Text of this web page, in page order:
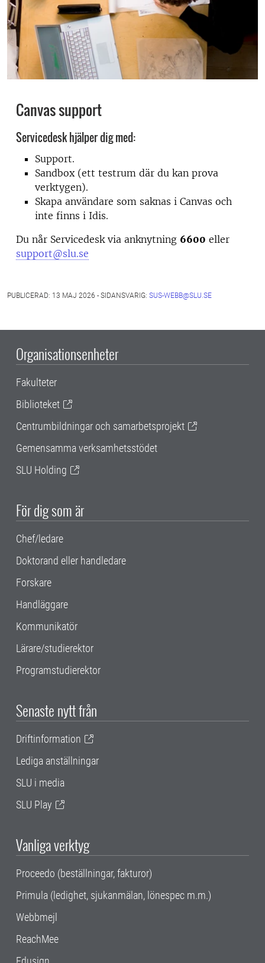
Canvas support
Servicedesk hjälper dig med:
Support.
Sandbox (ett testrum där du kan prova
verktygen).
Skapa användare som saknas i Canvas och
inte finns i Idis.
Du når Servicedesk via anknytning 6600 eller
support@slu.se
PUBLICERAD: 13 MAJ 2026 - SIDANSVARIG: SUS-WEBB@SLU.SE
Organisationsenheter
Fakulteter
Biblioteket
Centrumbildningar och samarbetsprojekt
Gemensamma verksamhetsstödet
SLU Holding
För dig som är
Chef/ledare
Doktorand eller handledare
Forskare
Handläggare
Kommunikatör
Lärare/studierektor
Programstudierektor
Senaste nytt från
Driftinformation
Lediga anställningar
SLU i media
SLU Play
Vanliga verktyg
Proceedo (beställningar, fakturor)
Primula (ledighet, sjukanmälan, lönespec m.m.)
Webbmejl
ReachMee